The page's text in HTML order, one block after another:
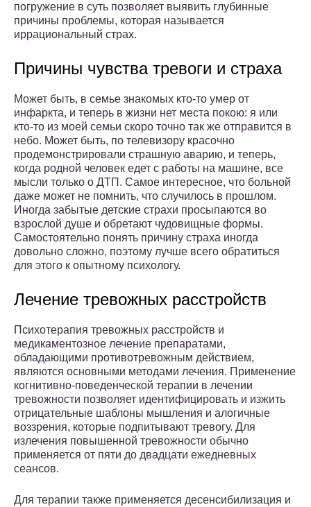
погружение в суть позволяет выявить глубинные
причины проблемы, которая называется
иррациональный страх.
Причины чувства тревоги и страха
Может быть, в семье знакомых кто-то умер от
инфаркта, и теперь в жизни нет места покою: я или
кто-то из моей семьи скоро точно так же отправится в
небо. Может быть, по телевизору красочно
продемонстрировали страшную аварию, и теперь,
когда родной человек едет с работы на машине, все
мысли только о ДТП. Самое интересное, что больной
даже может не помнить, что случилось в прошлом.
Иногда забытые детские страхи просыпаются во
взрослой душе и обретают чудовищные формы.
Самостоятельно понять причину страха иногда
довольно сложно, поэтому лучше всего обратиться
для этого к опытному психологу.
Лечение тревожных расстройств
Психотерапия тревожных расстройств и
медикаментозное лечение препаратами,
обладающими противотревожным действием,
являются основными методами лечения. Применение
когнитивно-поведенческой терапии в лечении
тревожности позволяет идентифицировать и изжить
отрицательные шаблоны мышления и алогичные
воззрения, которые подпитывают тревогу. Для
излечения повышенной тревожности обычно
применяется от пяти до двадцати ежедневных
сеансов.
Для терапии также применяется десенсибилизация и